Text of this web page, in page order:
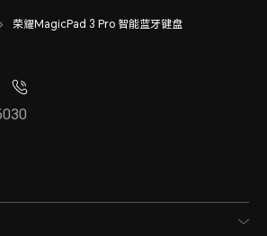
荣耀MagicPad 3 Pro 智能蓝牙键盘